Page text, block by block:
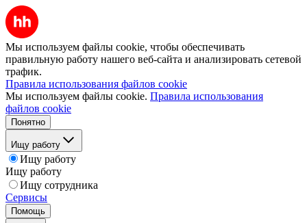
Мы используем файлы cookie, чтобы обеспечивать
правильную работу нашего веб-сайта и анализировать сетевой
трафик.
Правила использования файлов cookie
Мы используем файлы cookie. Правила использования
файлов cookie
Понятно
Ищу работу
Ищу работу
Ищу работу
Ищу сотрудника
Сервисы
Помощь